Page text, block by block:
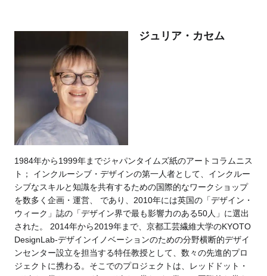
ジュリア・カセム
1984年から1999年までジャパンタイムズ紙のアートコラムニス
ト； インクルーシブ・デザインの第一人者として、インクルー
シブなスキルと知識を共有するための国際的なワークショップ
を数多く企画・運営、 であり、2010年には英国の「デザイン・
ウィーク」誌の「デザイン界で最も影響力のある50人」に選出
された。 2014年から2019年まで、京都工芸繊維大学のKYOTO
DesignLab-デザインイノベーションのための分野横断的デザイ
ンセンター設立を担当する特任教授として、数々の先進的プロ
ジェクトに携わる。そこでのプロジェクトは、レッドドット・